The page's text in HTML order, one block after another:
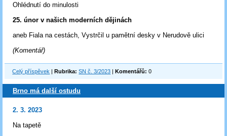
Ohlédnutí do minulosti
25. únor v našich moderních dějinách
aneb Fiala na cestách, Vystrčil u pamětní desky v Nerudově ulici
(Komentář)
Celý příspěvek |Rubrika: SN č. 3/2023 |Komentářů: 0
Brno má další ostudu
2. 3. 2023
Na tapetě